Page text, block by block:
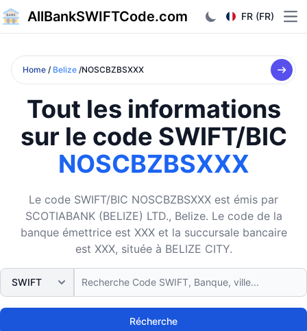
AllBankSWIFTCode.com FR (FR)
Home / Belize /NOSCBZBSXXX
Tout les informations
sur le code SWIFT/BIC
NOSCBZBSXXX
Le code SWIFT/BIC NOSCBZBSXXX est émis par
SCOTIABANK (BELIZE) LTD., Belize. Le code de la
banque émettrice est XXX et la succursale bancaire
est XXX, située à BELIZE CITY.
Récherche